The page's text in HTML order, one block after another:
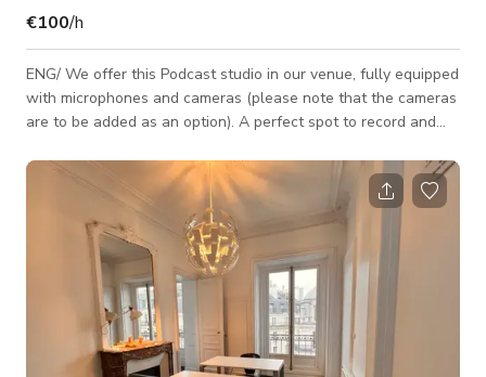
€100/h
ENG/ We offer this Podcast studio in our venue, fully equipped
with microphones and cameras (please note that the cameras
are to be added as an option). A perfect spot to record and
to face, two to four people, duo armchair with coffee table...
We adapt our venue to your needs. Located in center Paris,
very easy to find, we will welcome you and take care of all
technical aspect. Victor will take care of the sound part, and C